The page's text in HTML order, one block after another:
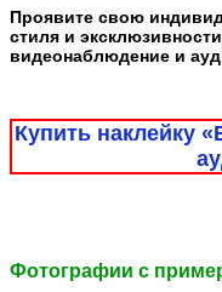
Проявите свою
стиля и
видеонаблюдение и
Купить наклейку
Фотографии c